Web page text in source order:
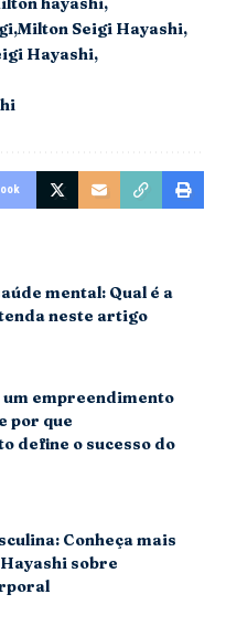
Milton Seigi Hayashi
Hayashi
mental: Qual é a
neste artigo
um empreendimento
por que
define o sucesso do
Conheça mais
sobre